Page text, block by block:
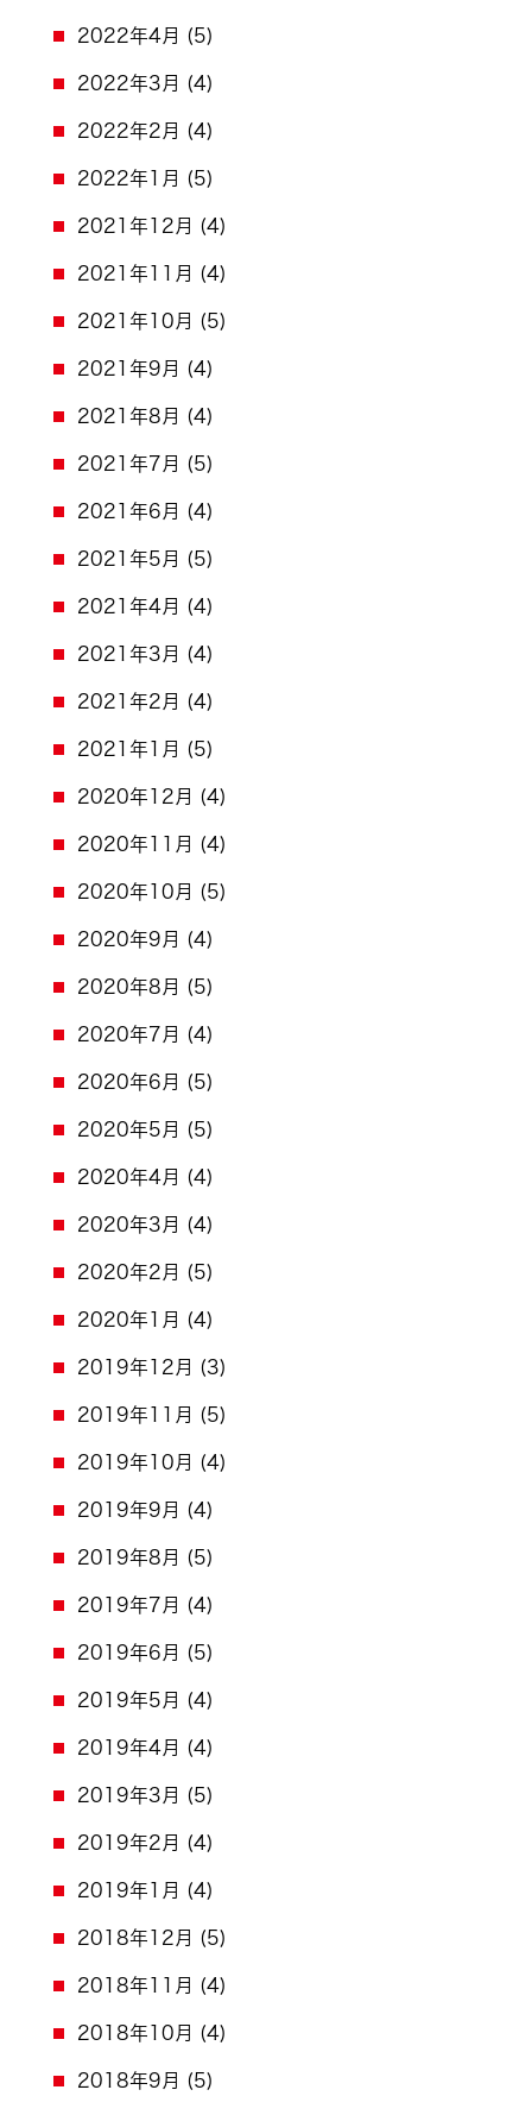
2022年4月 (5)
2022年3月 (4)
2022年2月 (4)
2022年1月 (5)
2021年12月 (4)
2021年11月 (4)
2021年10月 (5)
2021年9月 (4)
2021年8月 (4)
2021年7月 (5)
2021年6月 (4)
2021年5月 (5)
2021年4月 (4)
2021年3月 (4)
2021年2月 (4)
2021年1月 (5)
2020年12月 (4)
2020年11月 (4)
2020年10月 (5)
2020年9月 (4)
2020年8月 (5)
2020年7月 (4)
2020年6月 (5)
2020年5月 (5)
2020年4月 (4)
2020年3月 (4)
2020年2月 (5)
2020年1月 (4)
2019年12月 (3)
2019年11月 (5)
2019年10月 (4)
2019年9月 (4)
2019年8月 (5)
2019年7月 (4)
2019年6月 (5)
2019年5月 (4)
2019年4月 (4)
2019年3月 (5)
2019年2月 (4)
2019年1月 (4)
2018年12月 (5)
2018年11月 (4)
2018年10月 (4)
2018年9月 (5)